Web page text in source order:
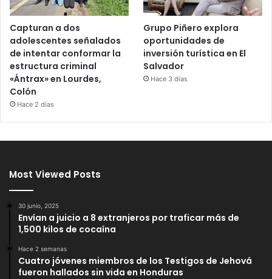
Capturan a dos
adolescentes señalados
de intentar conformar la
estructura criminal
«Ántrax» en Lourdes,
Colón
Hace 2 días
Grupo Piñero explora
oportunidades de
inversión turística en El
Salvador
Hace 3 días
Most Viewed Posts
30 junio, 2025
Envían a juicio a 8 extranjeros por traficar más de
1,500 kilos de cocaína
Hace 2 semanas
Cuatro jóvenes miembros de los Testigos de Jehová
fueron hallados sin vida en Honduras